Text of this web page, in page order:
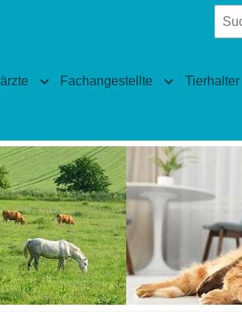
for "Öffentliche Stellen"
Submenu for "Tierärzte"
Fachangestellte
Submenu
Tierhalter